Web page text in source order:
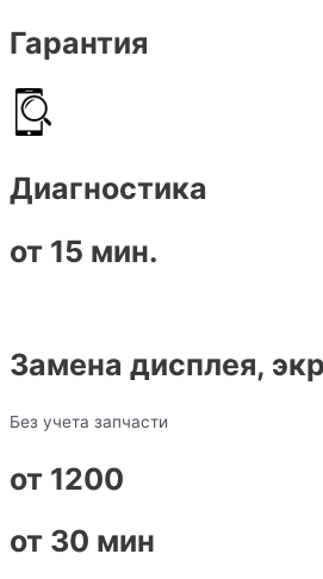
Гарантия
Диагностика
от 15 мин.
Замена дисплея,
Без учета запчасти
от 1200
от 30 мин